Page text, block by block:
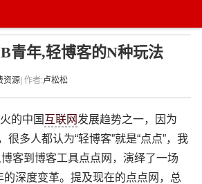
青年,轻博客的N种玩法
资源 | 作者:卢松松
的中国 互联网 发展趋势之一，因为
很多人都认为“轻博客”就是“点点”，我
客到博客工具点点网，演绎了一场
的深度变革。提及现在的点点网，总